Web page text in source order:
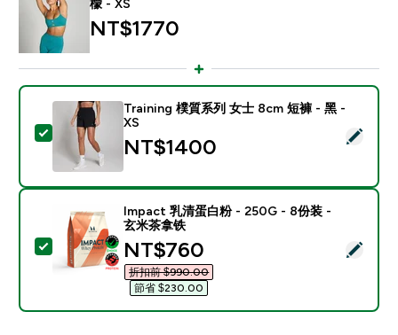
檬 - XS
NT$1770‎
選取此商品 - Training 樸質系列 女士 8cm 短褲 - 黑 - XS
Training 樸質系列 女士 8cm 短褲 - 黑 -
XS
NT$1400‎
選取此商品 - Impact 乳清蛋白粉 - 250G - 8份装 - 玄
Impact 乳清蛋白粉 - 250G - 8份装 -
玄米茶拿铁
discounted price
NT$760‎
折扣前 $990.00‎
節省 $230.00‎